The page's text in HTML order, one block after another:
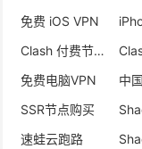
免费 iOS VPN
Clash 付费节点购买
免费电脑VPN
SSR节点购买
速蛙云跑路